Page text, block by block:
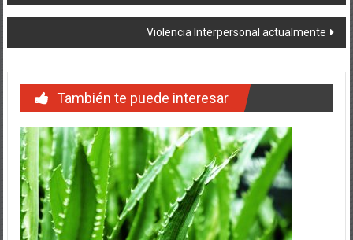
de
entradas
Violencia Interpersonal actualmente
También te puede interesar